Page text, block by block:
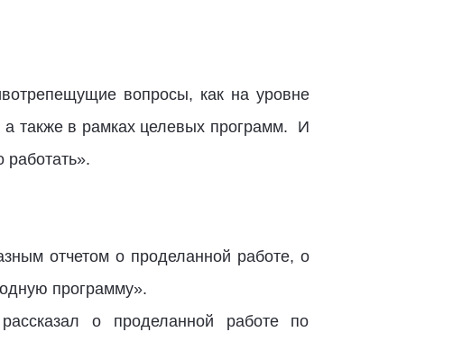
вопросы, как на уровне
а также в рамках целевых программ. И
работать».
отчетом о проделанной работе, о
программу».
о проделанной работе по